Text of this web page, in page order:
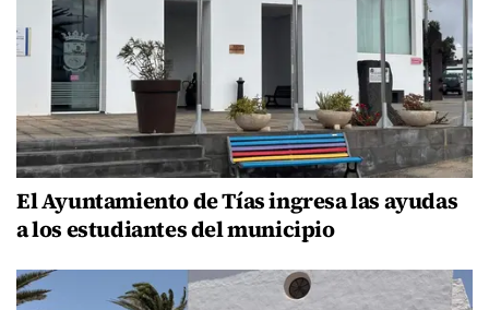
El Ayuntamiento de Tías ingresa las ayudas
a los estudiantes del municipio